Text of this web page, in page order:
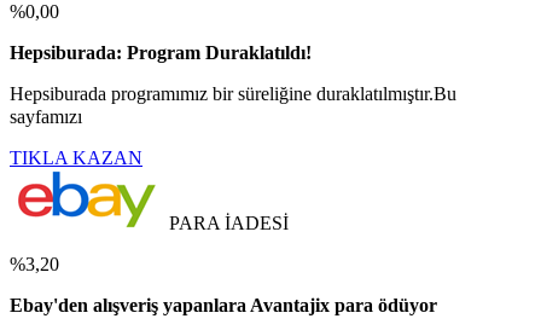
%0,00
Hepsiburada: Program Duraklatıldı!
Hepsiburada programımız bir süreliğine duraklatılmıştır.Bu
sayfamızı
TIKLA KAZAN
PARA İADESİ
%3,20
Ebay'den alışveriş yapanlara Avantajix para ödüyor